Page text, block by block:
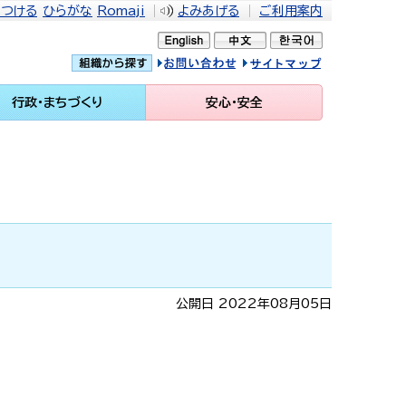
ける ひらがな Romaji よみあげる ご利用案内
問い合せ イトマップ
行政・まちづくり 安心・安全
公開日 2022年08月05日